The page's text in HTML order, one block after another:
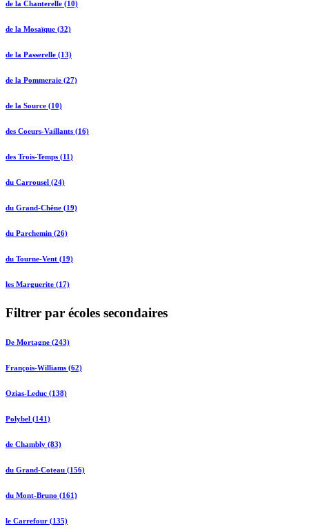
de la Chanterelle (10)
de la Mosaïque (32)
de la Passerelle (13)
de la Pommeraie (27)
de la Source (10)
des Coeurs-Vaillants (16)
des Trois-Temps (11)
du Carrousel (24)
du Grand-Chêne (19)
du Parchemin (26)
du Tourne-Vent (19)
les Marguerite (17)
Filtrer par écoles secondaires
De Mortagne (243)
François-Williams (62)
Ozias-Leduc (138)
Polybel (141)
de Chambly (83)
du Grand-Coteau (156)
du Mont-Bruno (161)
le Carrefour (135)